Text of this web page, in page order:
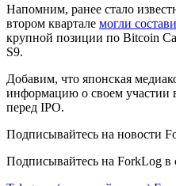
Напомним, ранее стало
втором квартале могли
крупной позиции по Bitcoin
S9.
Добавим, что японская
информацию о своем участии
перед IPO.
Подписывайтесь на новости
Подписывайтесь на ForkLog в